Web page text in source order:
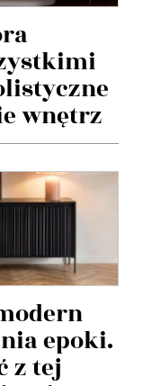
wnętrz
epoki.
z tej